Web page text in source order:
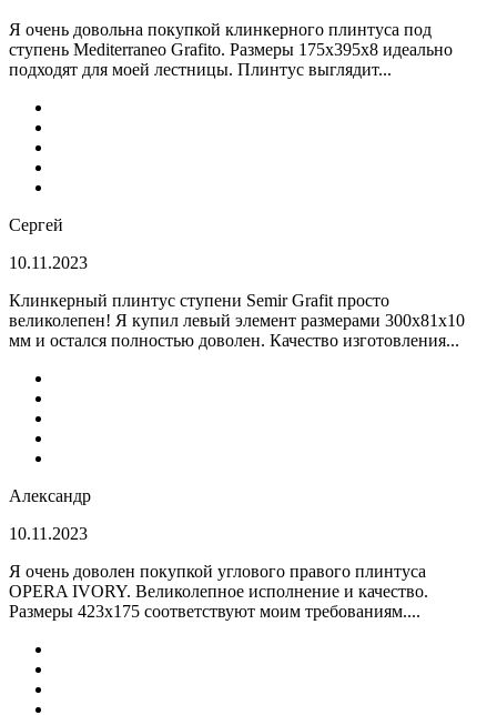
Я очень довольна покупкой клинкерного плинтуса под
ступень Mediterraneo Grafito. Размеры 175х395х8 идеально
подходят для моей лестницы. Плинтус выглядит...
Сергей
10.11.2023
Клинкерный плинтус ступени Semir Grafit просто
великолепен! Я купил левый элемент размерами 300х81х10
мм и остался полностью доволен. Качество изготовления...
Александр
10.11.2023
Я очень доволен покупкой углового правого плинтуса
OPERA IVORY. Великолепное исполнение и качество.
Размеры 423х175 соответствуют моим требованиям....